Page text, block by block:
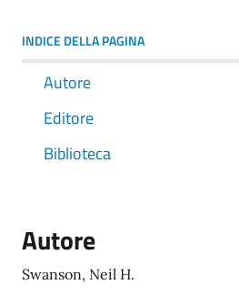
INDICE DELLA PAGINA
Autore
Editore
Biblioteca
Autore
Swanson, Neil H.